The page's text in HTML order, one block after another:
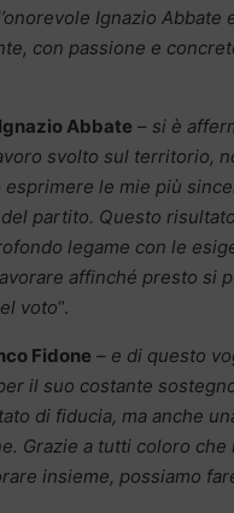
Ignazio Abbate
con passione e
Ignazio Abbate – si è
svolto sul territorio,
le mie più
partito. Questo
legame con le
affinché presto si
voto“.
Fidone – e di questo
il suo costante
di fiducia, ma anche
Grazie a tutti coloro
insieme, possiamo